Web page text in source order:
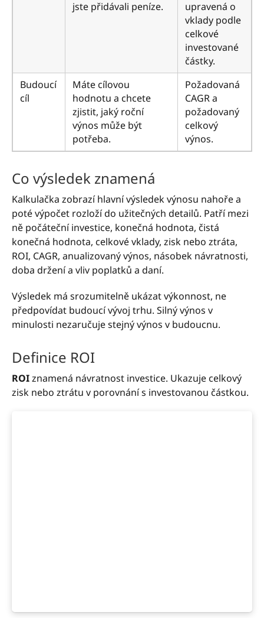
jste přidávali peníze.
upravená o
vklady podle
celkové
investované
částky.
Budoucí
cíl
Máte cílovou
hodnotu a chcete
zjistit, jaký roční
výnos může být
potřeba.
Požadovaná
CAGR a
požadovaný
celkový
výnos.
Co výsledek znamená
Kalkulačka zobrazí hlavní výsledek výnosu nahoře a
poté výpočet rozloží do užitečných detailů. Patří mezi
ně počáteční investice, konečná hodnota, čistá
konečná hodnota, celkové vklady, zisk nebo ztráta,
ROI, CAGR, anualizovaný výnos, násobek návratnosti,
doba držení a vliv poplatků a daní.
Výsledek má srozumitelně ukázat výkonnost, ne
předpovídat budoucí vývoj trhu. Silný výnos v
minulosti nezaručuje stejný výnos v budoucnu.
Definice ROI
ROIznamená návratnost investice. Ukazuje celkový
zisk nebo ztrátu v porovnání s investovanou částkou.